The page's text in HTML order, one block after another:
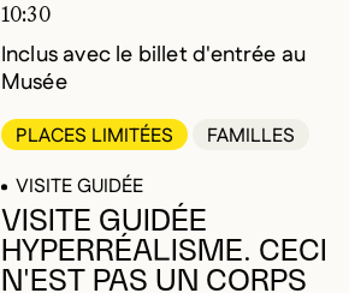
10:30
Inclus avec le billet d'entrée au
Musée
PLACES LIMITÉES
FAMILLES
VISITE GUIDÉE
VISITE GUIDÉE
HYPERRÉALISME. CECI
N'EST PAS UN CORPS